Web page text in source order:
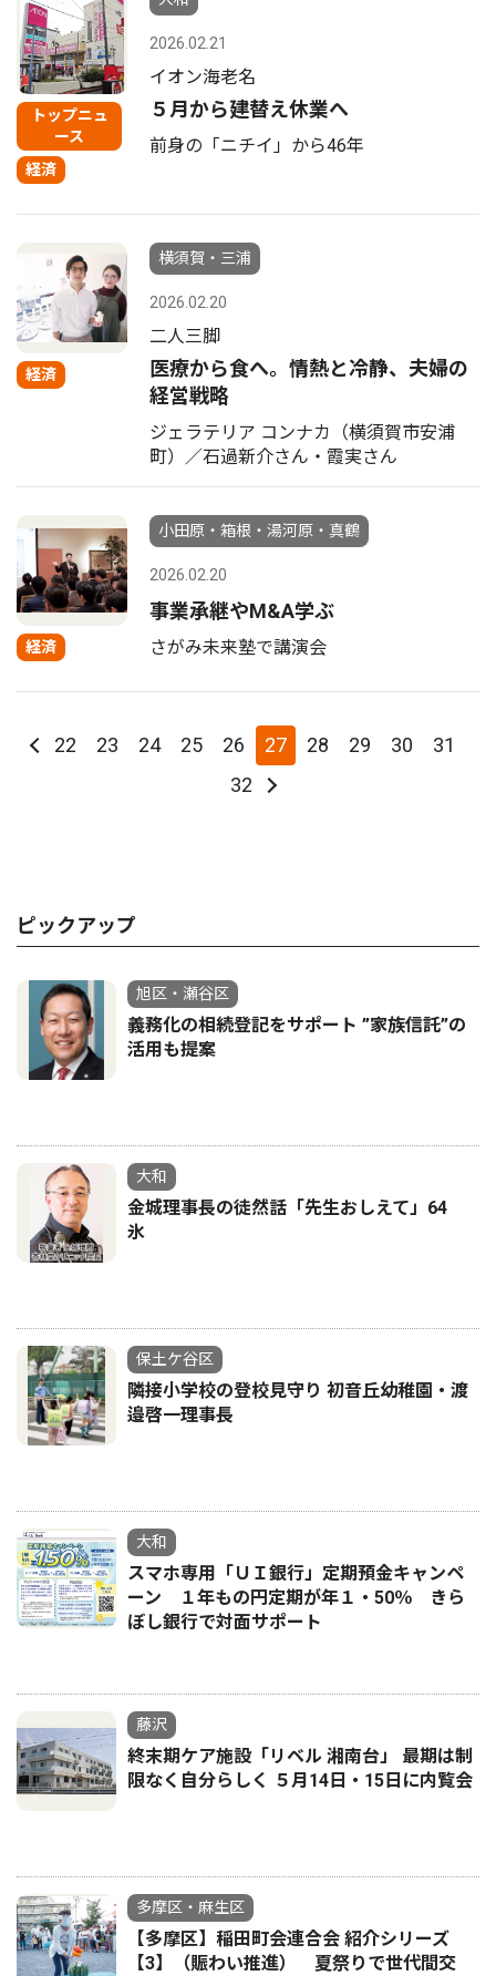
トップニュ
ース
経済
2026.02.21
イオン海老名
５月から建替え休業へ
前身の「ニチイ」から46年
経済
横須賀・三浦
2026.02.20
二人三脚
医療から食へ。情熱と冷静、夫婦の
経営戦略
ジェラテリア コンナカ（横須賀市安浦
町）／石過新介さん・霞実さん
経済
小田原・箱根・湯河原・真鶴
2026.02.20
事業承継やM&A学ぶ
さがみ未来塾で講演会
22 23 24 25 26 27 28 29 30
31
32
ピックアップ
旭区・瀬谷区
義務化の相続登記をサポート ”家族信託”の
活用も提案
大和
金城理事長の徒然話「先生おしえて」64
氷
保土ケ谷区
隣接小学校の登校見守り 初音丘幼稚園・渡
邉啓一理事長
大和
スマホ専用「ＵＩ銀行」定期預金キャンペ
ーン １年もの円定期が年１・50％ きら
ぼし銀行で対面サポート
藤沢
終末期ケア施設「リベル 湘南台」 最期は制
限なく自分らしく ５月14日・15日に内覧会
多摩区・麻生区
【多摩区】稲田町会連合会 紹介シリーズ
【3】（賑わい推進） 夏祭りで世代間交